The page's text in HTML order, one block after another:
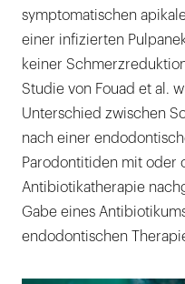
symptomatischen
einer infizierten
keiner
Studie von Fouad et al.
Unterschied zwischen
nach einer
Parodontitiden mit oder
Antibiotikatherapie
Gabe eines
endodontischen